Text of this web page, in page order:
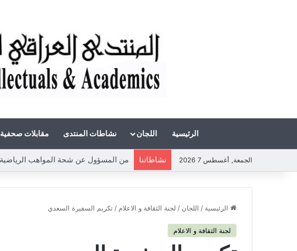
الرئيسية اللجان نشاطات المنتدى مقابلات صحفية
الجمعة, أغسطس 7 2026 نشاطاتنا
الرئيسية / اللجان / لجنة الثقافة و الاعلام / تكريم السفيرة السعدي
لجنة الثقافة و الاعلام